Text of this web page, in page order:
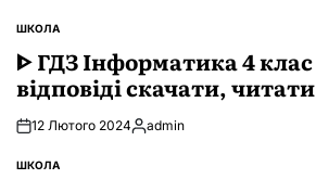
ОПУБЛІКУВАТИ
У
ШКОЛА
ᐈ ГДЗ Інформатика 4
відповіді скачати,
12 Лютого 2024Опубліковано
admin
ОПУБЛІКУВАТИ
ШКОЛА